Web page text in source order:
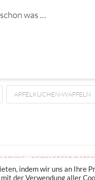
was …
APFELKUCHEN-WAFFELN
NEWSLETTER
indem wir uns an Ihre
der Verwendung aller